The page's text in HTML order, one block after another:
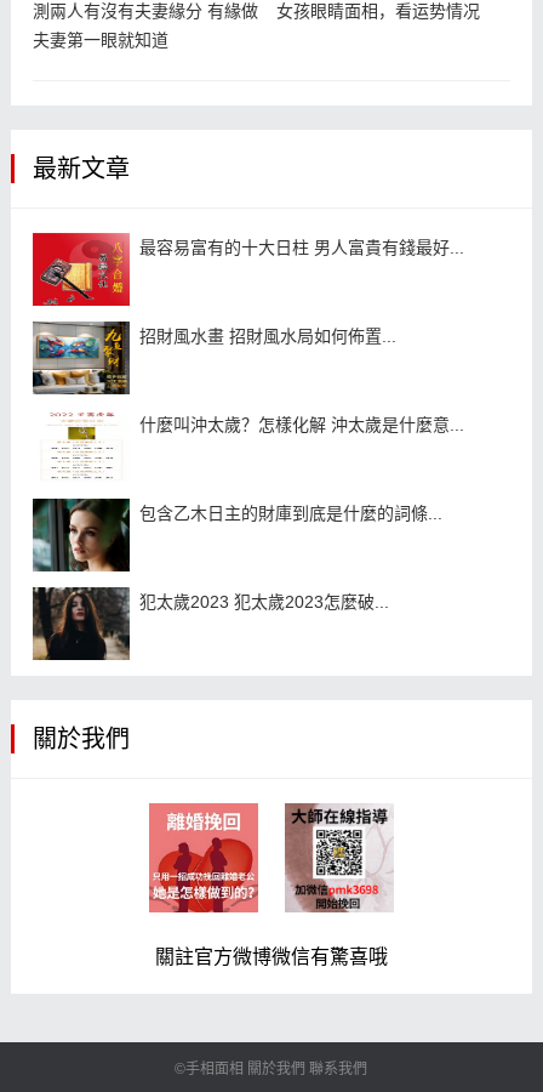
測兩人有沒有夫妻緣分 有緣做
夫妻第一眼就知道
女孩眼睛面相，看运势情况
最新文章
最容易富有的十大日柱 男人富貴有錢最好...
招財風水畫 招財風水局如何佈置...
什麼叫沖太歲？怎樣化解 沖太歲是什麼意...
包含乙木日主的財庫到底是什麼的詞條...
犯太歲2023 犯太歲2023怎麼破...
關於我們
關註官方微博微信有驚喜哦
©手相面相 關於我們 聯系我們